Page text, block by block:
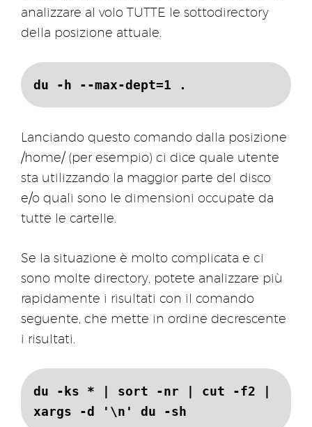
analizzare al volo TUTTE le sottodirectory
della posizione attuale.
du -h --max-dept=1 .
Lanciando questo comando dalla posizione
/home/ (per esempio) ci dice quale utente
sta utilizzando la maggior parte del disco
e/o quali sono le dimensioni occupate da
tutte le cartelle.
Se la situazione è molto complicata e ci
sono molte directory, potete analizzare più
rapidamente i risultati con il comando
seguente, che mette in ordine decrescente
i risultati.
du -ks * | sort -nr | cut -f2 |
xargs -d '\n' du -sh